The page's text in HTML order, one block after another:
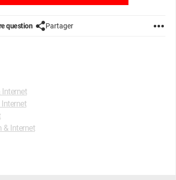
question Partager
& Internet